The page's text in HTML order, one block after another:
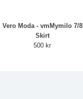
Vero Moda - vmMymilo 7/8
Skirt
500 kr